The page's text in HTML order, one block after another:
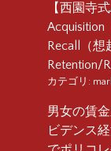
【西園寺
Acquisition
Recall（想
Retention/
カテゴリ:
男女の賃
ビデンス